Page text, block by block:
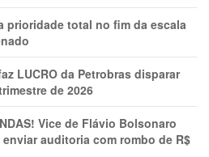
prioridade total no fim da escala
LUCRO da Petrobras disparar
de 2026
Vice de Flávio Bolsonaro
auditoria com rombo de R$